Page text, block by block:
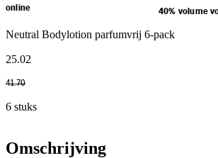
online 40% volume
Neutral Bodylotion parfumvrij 6-pack
25.02
41.70
6 stuks
Omschrijving